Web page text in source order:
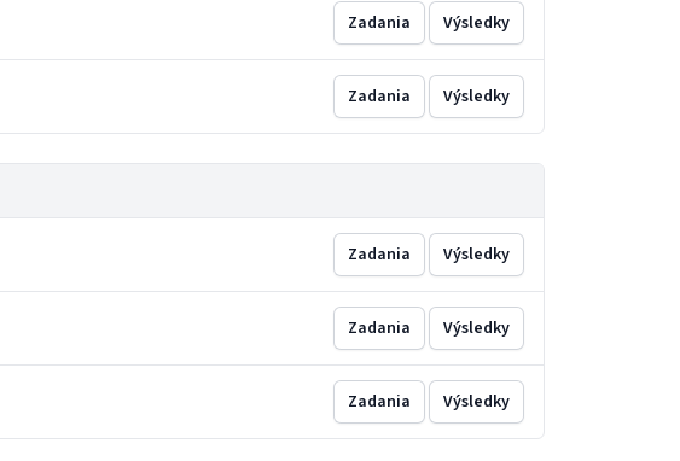
Zadania Výsledky
Zadania Výsledky
Zadania Výsledky
Zadania Výsledky
Zadania Výsledky